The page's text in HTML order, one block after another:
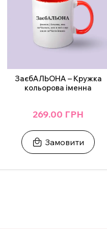
ЗаєбАЛЬОНА – Кружка
кольорова іменна
269.00 ГРН
Замовити